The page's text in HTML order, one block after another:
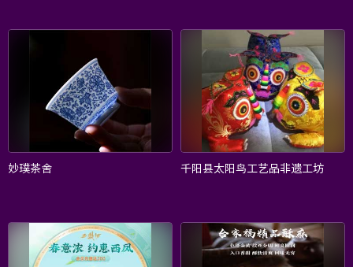
妙璞茶舍 千阳县太阳鸟工艺品非遗工坊